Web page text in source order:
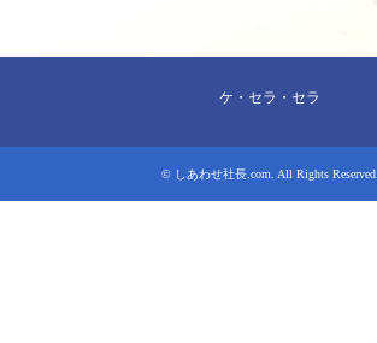
ケ・セラ・セラ
© しあわせ社長.com . All Rights Reserved.